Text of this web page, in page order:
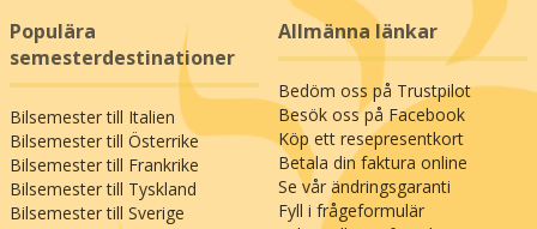
Populära
semesterdestinationer
Bilsemester till Italien
Bilsemester till Österrike
Bilsemester till Frankrike
Bilsemester till Tyskland
Bilsemester till Sverige
Allmänna länkar
Bedöm oss på Trustpilot
Besök oss på Facebook
Köp ett resepresentkort
Betala din faktura online
Se vår ändringsgaranti
Fyll i frågeformulär